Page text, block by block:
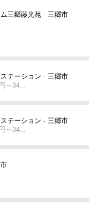
三郷藤光苑 - 三郷市
テーション - 三郷市
～34...
テーション - 三郷市
～34...